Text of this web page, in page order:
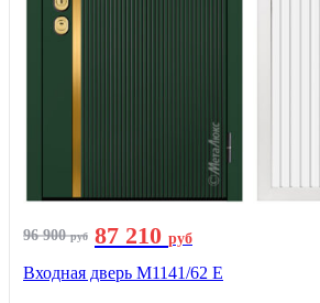
96 900руб 87 210 руб
Входная дверь М1141/62 Е